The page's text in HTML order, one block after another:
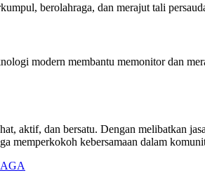
berolahraga, dan merajut tali
modern membantu memonitor dan
aktif, dan bersatu. Dengan melibatkan
memperkokoh kebersamaan dalam